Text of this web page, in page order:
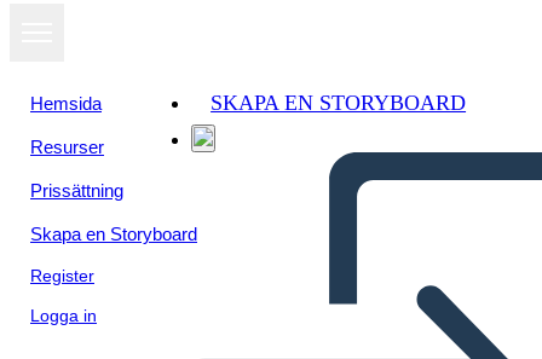
Hemsida
Resurser
Prissättning
Skapa en Storyboard
Register
Logga in
SKAPA EN STORYBOARD